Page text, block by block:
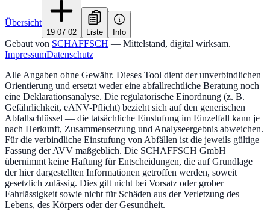
Übersicht
19 07 02 Liste Info
Gebaut von SCHAFFSCH — Mittelstand, digital wirksam.
ImpressumDatenschutz
Alle Angaben ohne Gewähr. Dieses Tool dient der unverbindlichen
Orientierung und ersetzt weder eine abfallrechtliche Beratung noch
eine Deklarationsanalyse. Die regulatorische Einordnung (z. B.
Gefährlichkeit, eANV-Pflicht) bezieht sich auf den generischen
Abfallschlüssel — die tatsächliche Einstufung im Einzelfall kann je
nach Herkunft, Zusammensetzung und Analyseergebnis abweichen.
Für die verbindliche Einstufung von Abfällen ist die jeweils gültige
Fassung der AVV maßgeblich. Die SCHAFFSCH GmbH
übernimmt keine Haftung für Entscheidungen, die auf Grundlage
der hier dargestellten Informationen getroffen werden, soweit
gesetzlich zulässig. Dies gilt nicht bei Vorsatz oder grober
Fahrlässigkeit sowie nicht für Schäden aus der Verletzung des
Lebens, des Körpers oder der Gesundheit.